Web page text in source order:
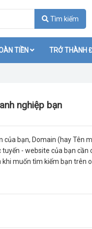
nghiệp bạn
bạn, Domain (hay Tên
- website của bạn cần
muốn tìm kiếm bạn trên
Tìm kiếm
TIỀN TRỞ THÀNH